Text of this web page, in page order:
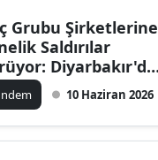
Grubu Şirketlerine
Saldırılar
Diyarbakır'da
Bayisi de Hedef
10 Haziran 2026